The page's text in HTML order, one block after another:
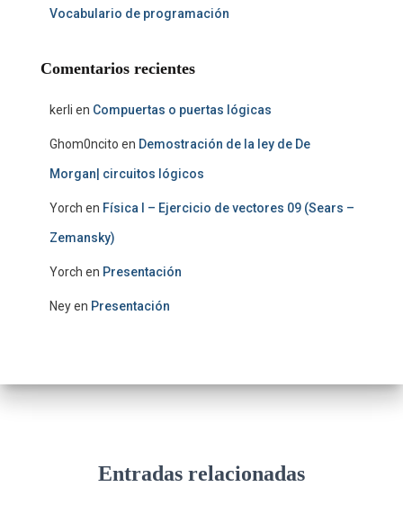
Vocabulario de programación
Comentarios recientes
kerli en Compuertas o puertas lógicas
Ghom0ncito en Demostración de la ley de De
Morgan| circuitos lógicos
Yorch en Física I – Ejercicio de vectores 09 (Sears –
Zemansky)
Yorch en Presentación
Neyen Presentación
Entradas relacionadas